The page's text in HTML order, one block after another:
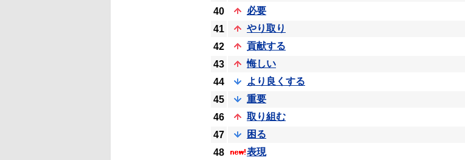
40
必要
41
やり取り
42
貢献する
43
悔しい
44
より良くする
45
重要
46
取り組む
47
困る
48
表現